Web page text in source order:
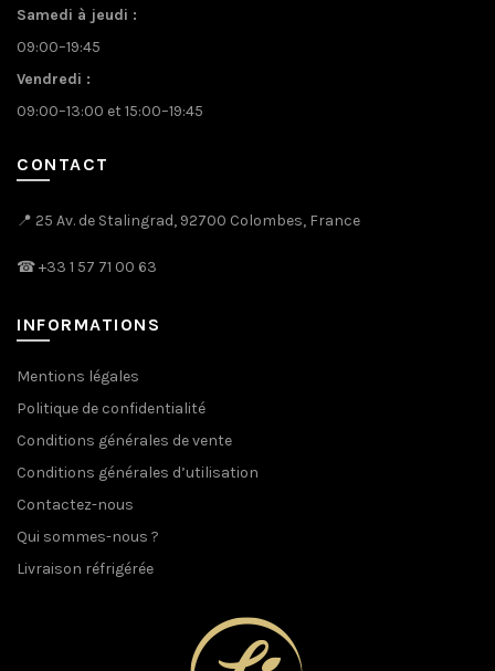
Samedi à jeudi :
09:00–19:45
Vendredi :
09:00–13:00 et 15:00–19:45
CONTACT
📍 25 Av. de Stalingrad, 92700 Colombes, France
☎+33 1 57 71 00 63
INFORMATIONS
Mentions légales
Politique de confidentialité
Conditions générales de vente
Conditions générales d’utilisation
Contactez-nous
Qui sommes-nous ?
Livraison réfrigérée